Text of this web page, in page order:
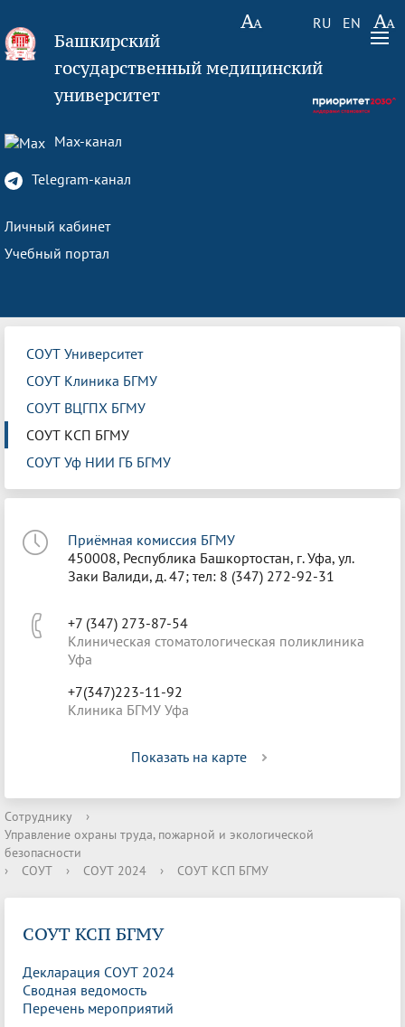
RU EN
Башкирский
государственный медицинский
университет
Max-канал
Telegram-канал
Личный кабинет
Учебный портал
СОУТ Университет
СОУТ Клиника БГМУ
СОУТ ВЦГПХ БГМУ
СОУТ КСП БГМУ
СОУТ Уф НИИ ГБ БГМУ
Приёмная комиссия БГМУ
450008, Республика Башкортостан, г. Уфа, ул.
Заки Валиди, д. 47; тел: 8 (347) 272-92-31
+7 (347) 273-87-54
Клиническая стоматологическая поликлиника
Уфа
+7(347)223-11-92
Клиника БГМУ Уфа
Показать на карте
Сотруднику
›
Управление охраны труда, пожарной и экологической
безопасности
›
СОУТ › СОУТ 2024 › СОУТ КСП БГМУ
СОУТ КСП БГМУ
Декларация СОУТ 2024
Сводная ведомость
Перечень мероприятий